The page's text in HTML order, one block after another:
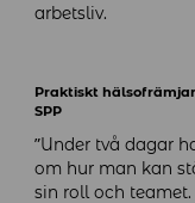
arbetsliv.
Praktiskt
SPP
”Under två dagar
om hur man kan
sin roll och